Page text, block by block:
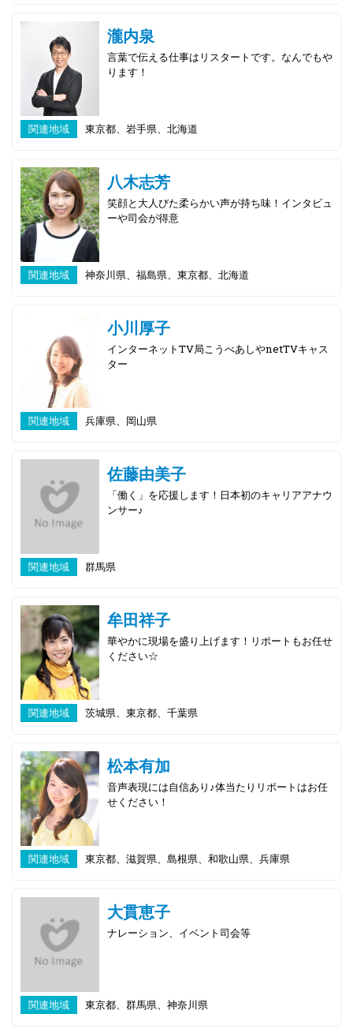
瀧内泉
言葉で伝える仕事はリスタートです。なんでもや
ります！
関連地域 東京都、岩手県、北海道
八木志芳
笑顔と大人びた柔らかい声が持ち味！インタビュ
ーや司会が得意
関連地域 神奈川県、福島県、東京都、北海道
小川厚子
インターネットTV局こうべあしやnetTVキャス
ター
関連地域 兵庫県、岡山県
佐藤由美子
「働く」を応援します！日本初のキャリアアナウ
ンサー♪
関連地域 群馬県
牟田祥子
華やかに現場を盛り上げます！リポートもお任せ
ください☆
関連地域 茨城県、東京都、千葉県
松本有加
音声表現には自信あり♪体当たりリポートはお任
せください！
関連地域 東京都、滋賀県、島根県、和歌山県、兵庫県
大貫恵子
ナレーション、イベント司会等
関連地域 東京都、群馬県、神奈川県